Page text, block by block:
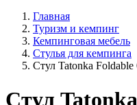
Главная
Туризм и кемпинг
Кемпинговая мебель
Стулья для кемпинга
Стул Tatonka
Стул